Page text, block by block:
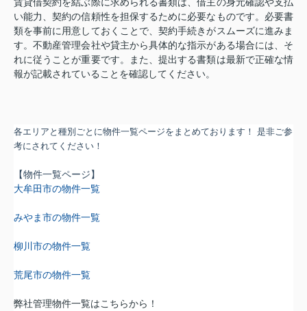
い能力、契約の信頼性を担保するために必要なものです。必要書
類を事前に用意しておくことで、契約手続きがスムーズに進みま
す。不動産管理会社や貸主から具体的な指示がある場合には、そ
れに従うことが重要です。また、提出する書類は最新で正確な情
報が記載されていることを確認してください。
各エリアと種別ごとに物件一覧ページをまとめております！ 是非ご参
考にされてください！
【物件一覧ページ】
大牟田市の物件一覧
みやま市の物件一覧
柳川市の物件一覧
荒尾市の物件一覧
弊社管理物件一覧はこちらから！